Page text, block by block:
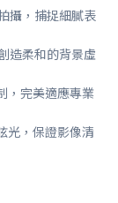
攝，捕捉細膩表
造柔和的背景虛
，完美適應專業
光，保證影像清